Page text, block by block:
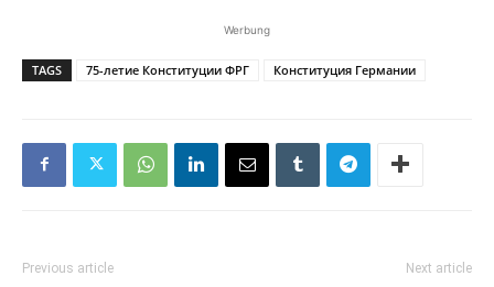
Werbung
TAGS 75-летие Конституции ФРГ Конституция Германии
Previous article Next article